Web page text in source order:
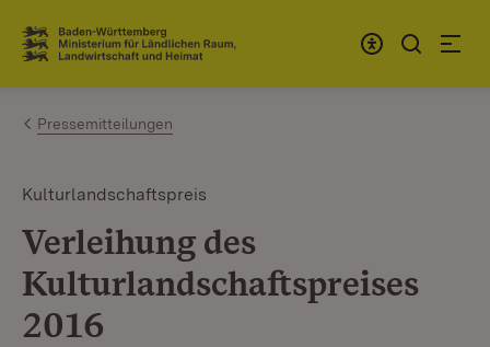
Zum Inhalt springen
Link zur Startseite
Pressemitteilungen
Kulturlandschaftspreis
Verleihung des
Kulturlandschaftspreises
2016